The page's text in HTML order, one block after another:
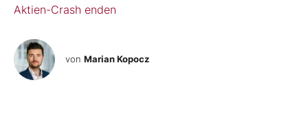
Aktien-Crash enden
von Marian Kopocz